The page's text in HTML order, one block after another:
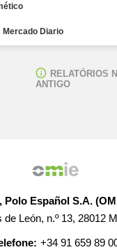
Mercado Diario
RELATÓRIOS
ANTIGO
Polo Español S.A.
León, n.º 13, 28012
+34 91 659 89